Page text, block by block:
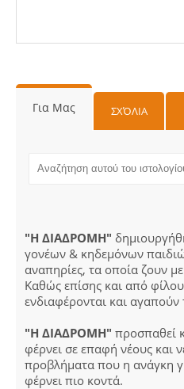
Για Μας ΣΧΌΛΙΑ
"Η ΔΙΑΔΡΟΜΗ"
γονέων & κηδεμόνων
αναπηρίες, τα οποία ζουν με
Καθώς επίσης και από
ενδιαφέρονται και
"Η ΔΙΑΔΡΟΜΗ" προσπαθεί
φέρνει σε επαφή νέους και
προβλήματα που η ανάγκη
φέρνει πιο κοντά.